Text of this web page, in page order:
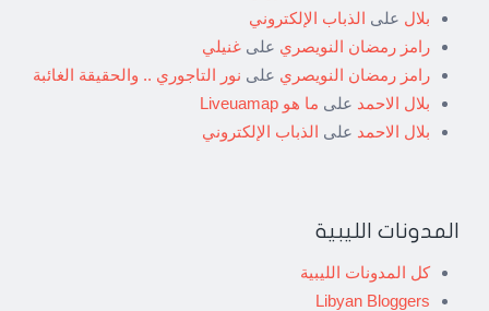
بلال على الذباب الإلكتروني
رامز رمضان النويصري على غنيلي
رامز رمضان النويصري على نور التاجوري .. والحقيقة الغائبة
بلال الاحمد على ما هو Liveuamap
بلال الاحمد على الذباب الإلكتروني
المدونات الليبية
كل المدونات الليبية
Libyan Bloggers